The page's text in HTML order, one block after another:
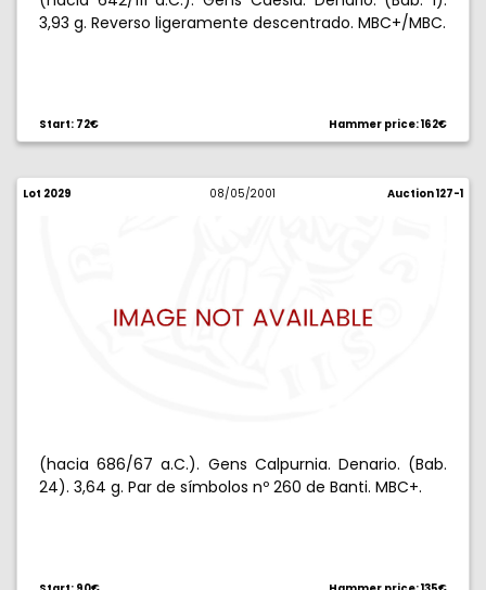
3,93 g. Reverso ligeramente descentrado. MBC+/MBC.
Start: 72€ Hammer price: 162€
Lot 2029 08/05/2001 Auction 127-1
(hacia 686/67 a.C.). Gens Calpurnia. Denario. (Bab.
24). 3,64 g. Par de símbolos nº 260 de Banti. MBC+.